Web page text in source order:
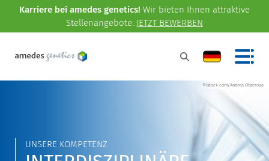
Karriere bei amedes genetics! Wir bieten Ihnen attraktive
Stellenangebote. JETZT BEWERBEN
©istock.com/Andrea Obzerova
UNSERE KOMPETENZ